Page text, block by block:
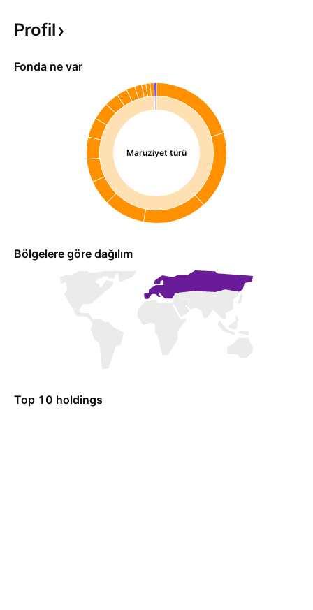
Profil
Fonda ne var
Maruziyet türü
Bölgelere göre dağılım
Top 10 holdings